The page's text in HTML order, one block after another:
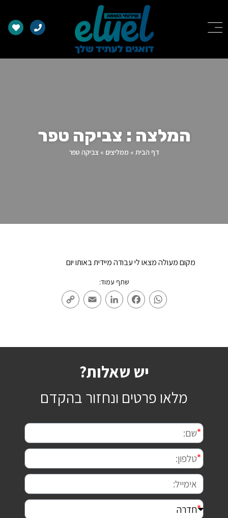
המלצה : צביקה טפר
דף הבית » ממליצים » צביקה טפר
מקום מעולה מצאו לי עבודה מיידית באותו יום
שתף עמוד:
WhatsApp
Facebook
LinkedIn
Email
יש שאלות?
מלאו פרטים ונחזור בהקדם